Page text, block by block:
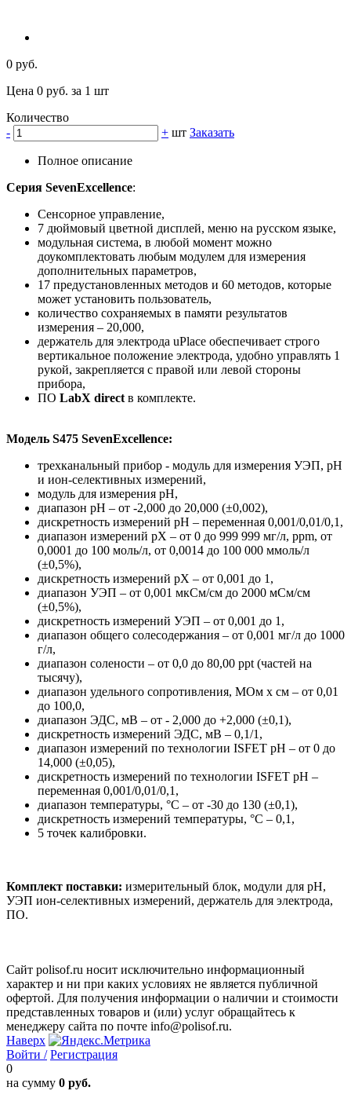
0 руб.
Цена 0 руб. за 1 шт
Количество
-
+ шт Заказать
Полное описание
Серия SevenExcellence:
Сенсорное управление,
7 дюймовый цветной дисплей, меню на русском языке,
модульная система, в любой момент можно
доукомплектовать любым модулем для измерения
дополнительных параметров,
17 предустановленных методов и 60 методов, которые
может установить пользователь,
количество сохраняемых в памяти результатов
измерения – 20,000,
держатель для электрода uPlace обеспечивает строго
вертикальное положение электрода, удобно управлять 1
рукой, закрепляется с правой или левой стороны
прибора,
ПО LabX direct в комплекте.
Модель S475 SevenExcellence:
трехканальный прибор - модуль для измерения УЭП, рН
и ион-селективных измерений,
модуль для измерения рН,
диапазон рН – от -2,000 до 20,000 (±0,002),
дискретность измерений рН – переменная 0,001/0,01/0,1,
диапазон измерений рХ – от 0 до 999 999 мг/л, ppm, от
0,0001 до 100 моль/л, от 0,0014 до 100 000 ммоль/л
(±0,5%),
дискретность измерений рХ – от 0,001 до 1,
диапазон УЭП – от 0,001 мкСм/см до 2000 мСм/см
(±0,5%),
дискретность измерений УЭП – от 0,001 до 1,
диапазон общего солесодержания – от 0,001 мг/л до 1000
г/л,
диапазон солености – от 0,0 до 80,00 ppt (частей на
тысячу),
диапазон удельного сопротивления, МОм х см – от 0,01
до 100,0,
диапазон ЭДС, мВ – от - 2,000 до +2,000 (±0,1),
дискретность измерений ЭДС, мВ – 0,1/1,
диапазон измерений по технологии ISFET рН – от 0 до
14,000 (±0,05),
дискретность измерений по технологии ISFET рН –
переменная 0,001/0,01/0,1,
диапазон температуры, °С – от -30 до 130 (±0,1),
дискретность измерений температуры, °С – 0,1,
5 точек калибровки.
Комплект поставки: измерительный блок, модули для рН,
УЭП ион-селективных измерений, держатель для электрода,
ПО.
Сайт polisof.ru носит исключительно информационный
характер и ни при каких условиях не является публичной
офертой. Для получения информации о наличии и стоимости
представленных товаров и (или) услуг обращайтесь к
менеджеру сайта по почте info@polisof.ru.
Наверх
Войти / Регистрация
0
на сумму 0 руб.